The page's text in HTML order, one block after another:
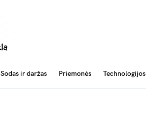
Sodas ir daržas Priemonės Technologijos